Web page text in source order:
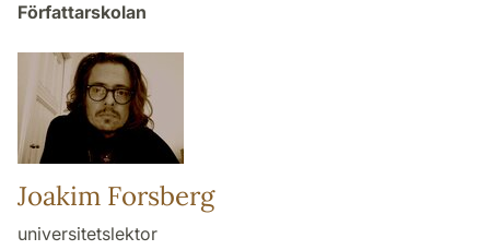
Författarskolan
Joakim Forsberg
universitetslektor